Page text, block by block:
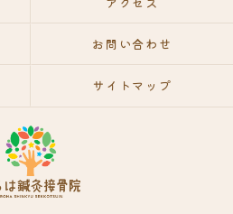
お問い合わせ
サイトマップ